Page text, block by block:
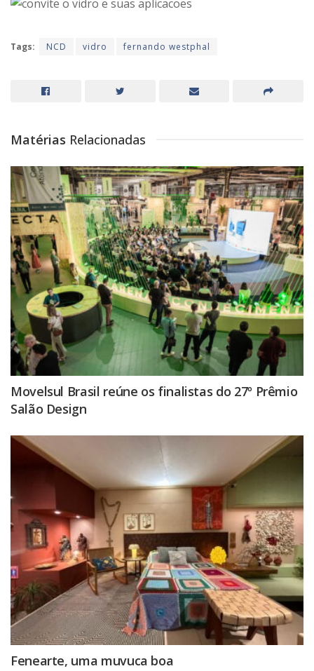
Tags: NCD vidro fernando westphal
Matérias Relacionadas
Movelsul Brasil reúne os finalistas do 27º Prêmio
Salão Design
Fenearte, uma muvuca boa